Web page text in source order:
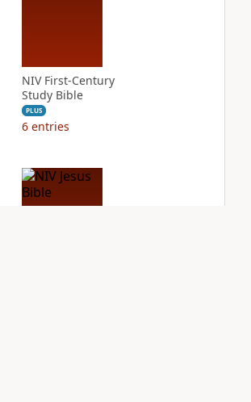
NIV First-Century
Study Bible
PLUS
6 entries